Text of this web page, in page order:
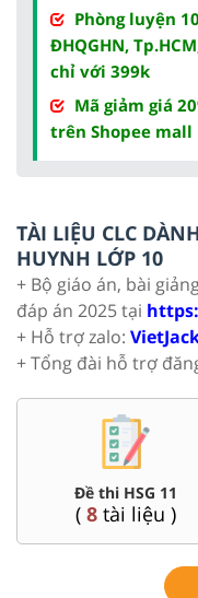
Phòng luyện
ĐHQGHN,
chỉ với 399k
Mã giảm giá
trên Shopee mall
TÀI LIỆU CLC
HUYNH LỚP 10
+ Bộ giáo án, bài
đáp án 2025 tại
+ Hỗ trợ zalo:
+ Tổng đài hỗ trợ
nghiệm đúng sai 11
tài liệu )